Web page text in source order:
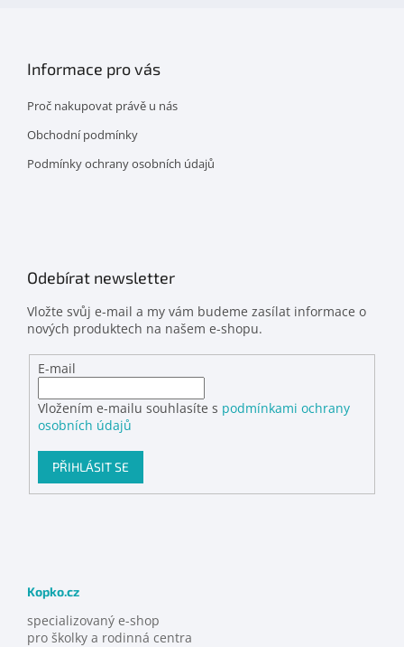
Informace pro vás
Proč nakupovat právě u nás
Obchodní podmínky
Podmínky ochrany osobních údajů
Odebírat newsletter
Vložte svůj e-mail a my vám budeme zasílat informace o
nových produktech na našem e-shopu.
E-mail
Vložením e-mailu souhlasíte s podmínkami ochrany
osobních údajů
PŘIHLÁSIT SE
Kopko.cz
specializovaný e-shop
pro školky a rodinná centra